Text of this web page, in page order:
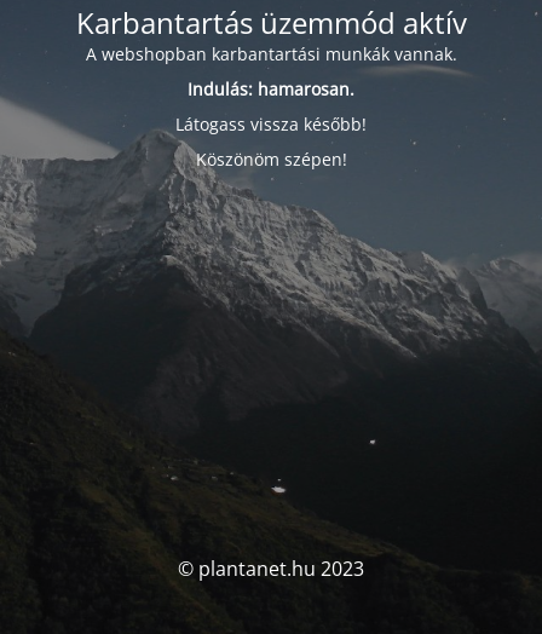
Karbantartás üzemmód aktív
A webshopban karbantartási munkák vannak.
Indulás: hamarosan.
Látogass vissza később!
Köszönöm szépen!
© plantanet.hu 2023